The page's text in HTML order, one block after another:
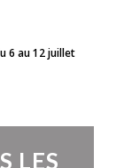
6 au 12 juillet
LES